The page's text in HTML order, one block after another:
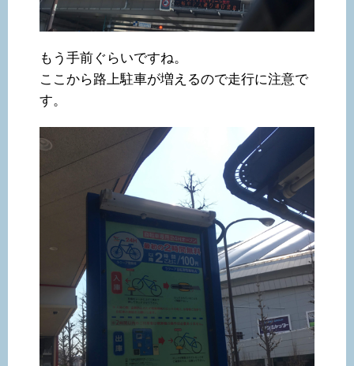
もう手前ぐらいですね。
ここから路上駐車が増えるので走行に注意で
す。